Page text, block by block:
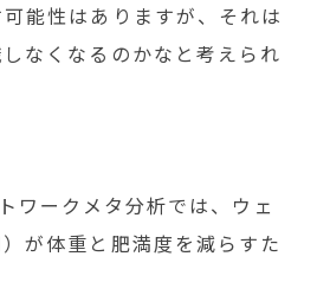
能性はありますが、それは
なくなるのかなと考えられ
ワークメタ分析では、ウェ
が体重と肥満度を減らすた